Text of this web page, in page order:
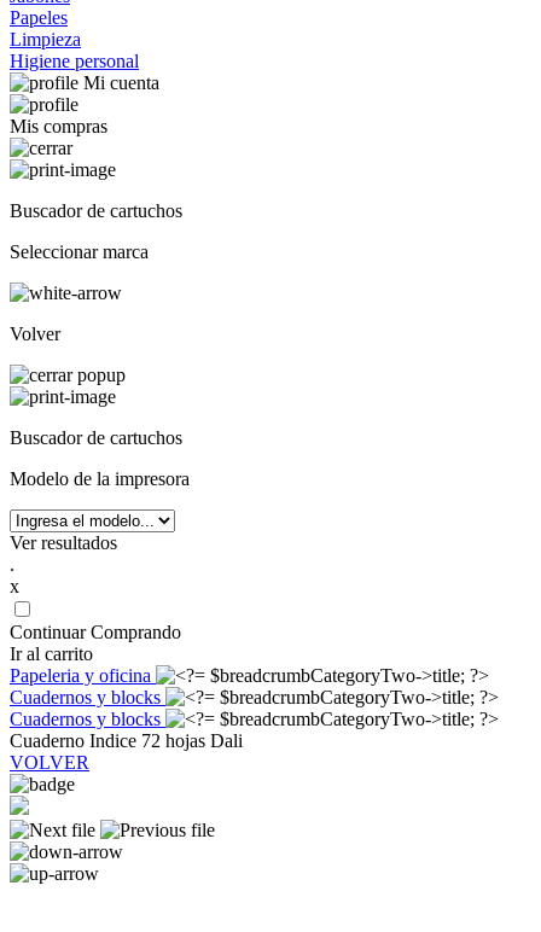
Papeles
Limpieza
Higiene personal
Mi cuenta
Mis compras
Buscador de cartuchos
Seleccionar marca
Volver
Buscador de cartuchos
Modelo de la impresora
Ver resultados
.
x
Continuar Comprando
Ir al carrito
Papeleria y oficina
Cuadernos y blocks
Cuadernos y blocks
Cuaderno Indice 72 hojas Dali
VOLVER